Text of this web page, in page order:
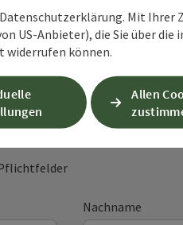
Nachname
Mit Ihrer
US-Anbieter), die Sie über die
widerrufen können.
Allen